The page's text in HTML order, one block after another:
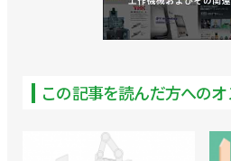
この記事を読んだ方への